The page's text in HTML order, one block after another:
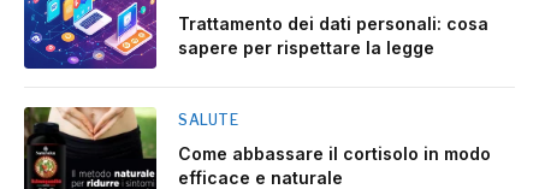
Trattamento dei dati personali: cosa
sapere per rispettare la legge
SALUTE
Come abbassare il cortisolo in modo
efficace e naturale